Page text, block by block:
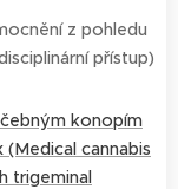
z pohledu
přístup)
konopím
cannabis
trigeminal